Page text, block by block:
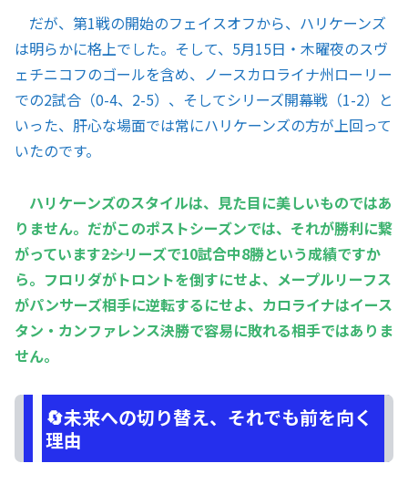
だが、第1戦の開始のフェイスオフから、ハリケーンズ
は明らかに格上でした。そして、5月15日・木曜夜のスヴ
ェチニコフのゴールを含め、ノースカロライナ州ローリー
での2試合（0-4、2-5）、そしてシリーズ開幕戦（1-2）と
いった、肝心な場面では常にハリケーンズの方が上回って
いたのです。
ハリケーンズのスタイルは、見た目に美しいものではあ
りません。だがこのポストシーズンでは、それが勝利に繋
がっています――2シリーズで10試合中8勝という成績ですか
ら。フロリダがトロントを倒すにせよ、メープルリーフス
がパンサーズ相手に逆転するにせよ、カロライナはイース
タン・カンファレンス決勝で容易に敗れる相手ではありま
せん。
🔄未来への切り替え、それでも前を向く
理由